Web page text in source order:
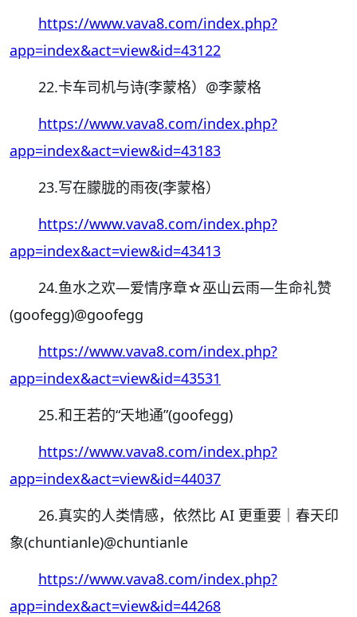
https://www.vava8.com/index.php?
app=index&act=view&id=43122
22.卡车司机与诗(李蒙格） @李蒙格
https://www.vava8.com/index.php?
app=index&act=view&id=43183
23.写在朦胧的雨夜(李蒙格）
https://www.vava8.com/index.php?
app=index&act=view&id=43413
24.鱼水之欢—爱情序章☆巫山云雨—生命礼赞
(goofegg)@goofegg
https://www.vava8.com/index.php?
app=index&act=view&id=43531
25.和王若的“天地通”(goofegg)
https://www.vava8.com/index.php?
app=index&act=view&id=44037
26.真实的人类情感，依然比 AI 更重要｜春天印
象(chuntianle)@chuntianle
https://www.vava8.com/index.php?
app=index&act=view&id=44268